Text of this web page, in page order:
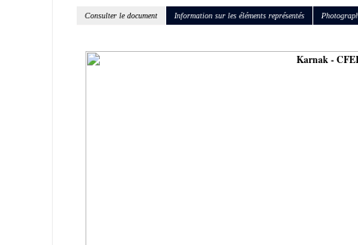
Consulter le document Information sur les éléments représentés